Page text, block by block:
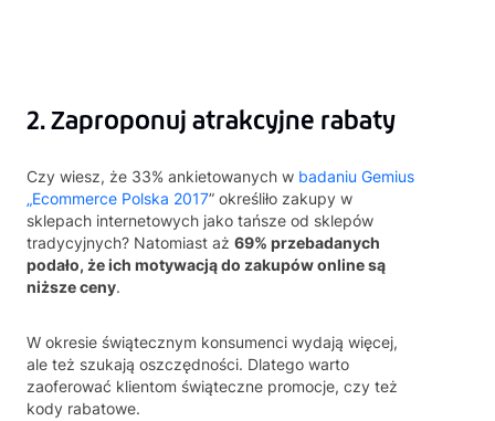
2. Zaproponuj atrakcyjne rabaty
Czy wiesz, że 33% ankietowanych w badaniu Gemius
„Ecommerce Polska 2017” określiło zakupy w
sklepach internetowych jako tańsze od sklepów
tradycyjnych? Natomiast aż 69% przebadanych
podało, że ich motywacją do zakupów online są
niższe ceny.
W okresie świątecznym konsumenci wydają więcej,
ale też szukają oszczędności. Dlatego warto
zaoferować klientom świąteczne promocje, czy też
kody rabatowe.